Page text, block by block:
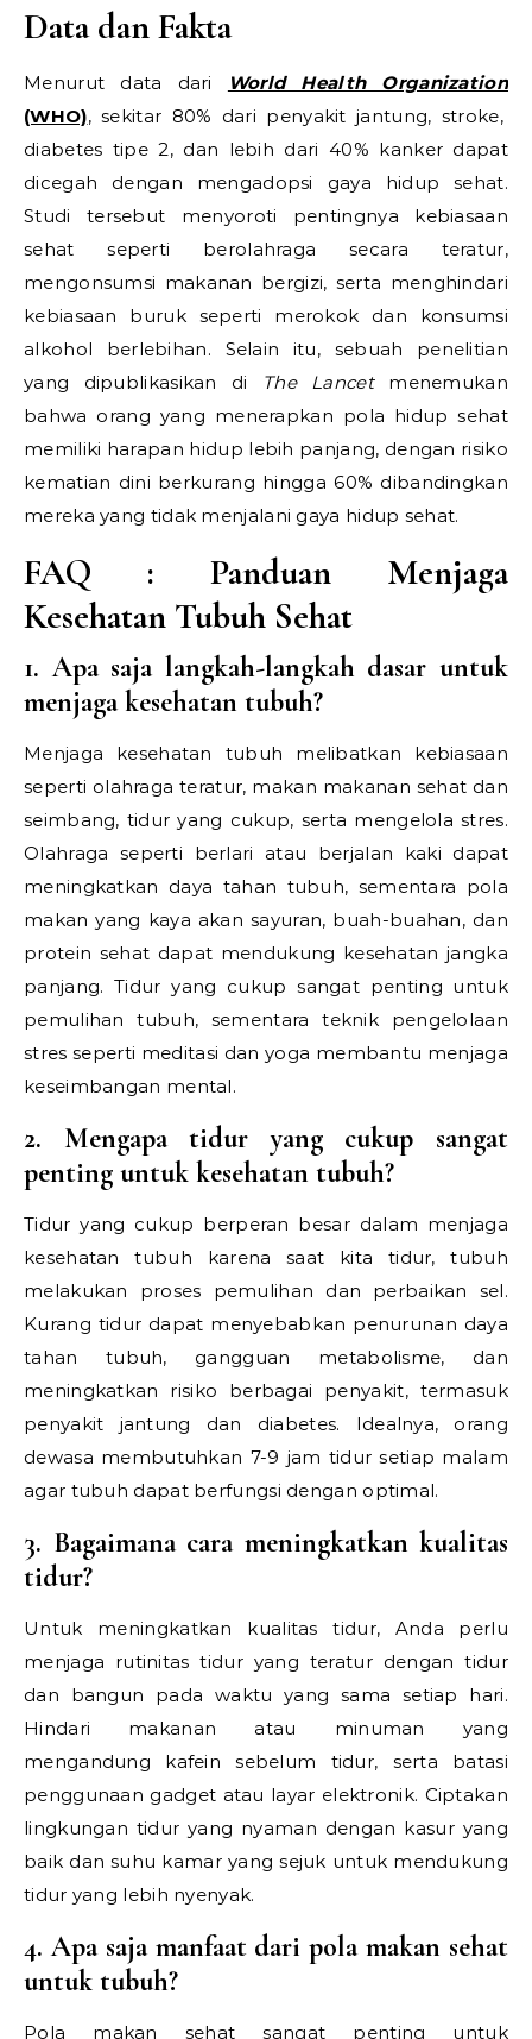
Data dan Fakta
Menurut data dari
World Health Organization
(WHO), sekitar 80% dari penyakit jantung, stroke,
diabetes tipe 2, dan lebih dari 40% kanker dapat
dicegah dengan mengadopsi gaya hidup sehat.
Studi tersebut menyoroti pentingnya kebiasaan
sehat seperti berolahraga secara teratur,
mengonsumsi makanan bergizi, serta menghindari
kebiasaan buruk seperti merokok dan konsumsi
alkohol berlebihan. Selain itu, sebuah penelitian
yang dipublikasikan di
The Lancetmenemukan
bahwa orang yang menerapkan pola hidup sehat
memiliki harapan hidup lebih panjang, dengan risiko
kematian dini berkurang hingga 60% dibandingkan
mereka yang tidak menjalani gaya hidup sehat.
FAQ : Panduan Menjaga
Kesehatan Tubuh Sehat
1. Apa saja langkah-langkah dasar untuk
menjaga kesehatan tubuh?
Menjaga kesehatan tubuh melibatkan kebiasaan
seperti olahraga teratur, makan makanan sehat dan
seimbang, tidur yang cukup, serta mengelola stres.
Olahraga seperti berlari atau berjalan kaki dapat
meningkatkan daya tahan tubuh, sementara pola
makan yang kaya akan sayuran, buah-buahan, dan
protein sehat dapat mendukung kesehatan jangka
panjang. Tidur yang cukup sangat penting untuk
pemulihan tubuh, sementara teknik pengelolaan
stres seperti meditasi dan yoga membantu menjaga
keseimbangan mental.
2. Mengapa tidur yang cukup sangat
penting untuk kesehatan tubuh?
Tidur yang cukup berperan besar dalam menjaga
kesehatan tubuh karena saat kita tidur, tubuh
melakukan proses pemulihan dan perbaikan sel.
Kurang tidur dapat menyebabkan penurunan daya
tahan tubuh, gangguan metabolisme, dan
meningkatkan risiko berbagai penyakit, termasuk
penyakit jantung dan diabetes. Idealnya, orang
dewasa membutuhkan 7-9 jam tidur setiap malam
agar tubuh dapat berfungsi dengan optimal.
3. Bagaimana cara meningkatkan kualitas
tidur?
Untuk meningkatkan kualitas tidur, Anda perlu
menjaga rutinitas tidur yang teratur dengan tidur
dan bangun pada waktu yang sama setiap hari.
Hindari makanan atau minuman yang
mengandung kafein sebelum tidur, serta batasi
penggunaan gadget atau layar elektronik. Ciptakan
lingkungan tidur yang nyaman dengan kasur yang
baik dan suhu kamar yang sejuk untuk mendukung
tidur yang lebih nyenyak.
4. Apa saja manfaat dari pola makan sehat
untuk tubuh?
Pola makan sehat sangat penting untuk